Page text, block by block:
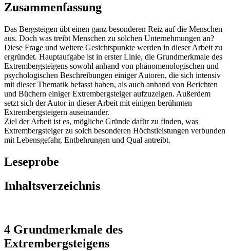
Zusammenfassung
Das Bergsteigen übt einen ganz besonderen Reiz auf die Menschen
aus. Doch was treibt Menschen zu solchen Unternehmungen an?
Diese Frage und weitere Gesichtspunkte werden in dieser Arbeit zu
ergründet. Hauptaufgabe ist in erster Linie, die Grundmerkmale des
Extrembergsteigens sowohl anhand von phänomenologischen und
psychologischen Beschreibungen einiger Autoren, die sich intensiv
mit dieser Thematik befasst haben, als auch anhand von Berichten
und Büchern einiger Extrembergsteiger aufzuzeigen. Außerdem
setzt sich der Autor in dieser Arbeit mit einigen berühmten
Extrembergsteigern auseinander.
Ziel der Arbeit ist es, mögliche Gründe dafür zu finden, was
Extrembergsteiger zu solch besonderen Höchstleistungen verbunden
mit Lebensgefahr, Entbehrungen und Qual antreibt.
Leseprobe
Inhaltsverzeichnis
4 Grundmerkmale des
Extrembergsteigens